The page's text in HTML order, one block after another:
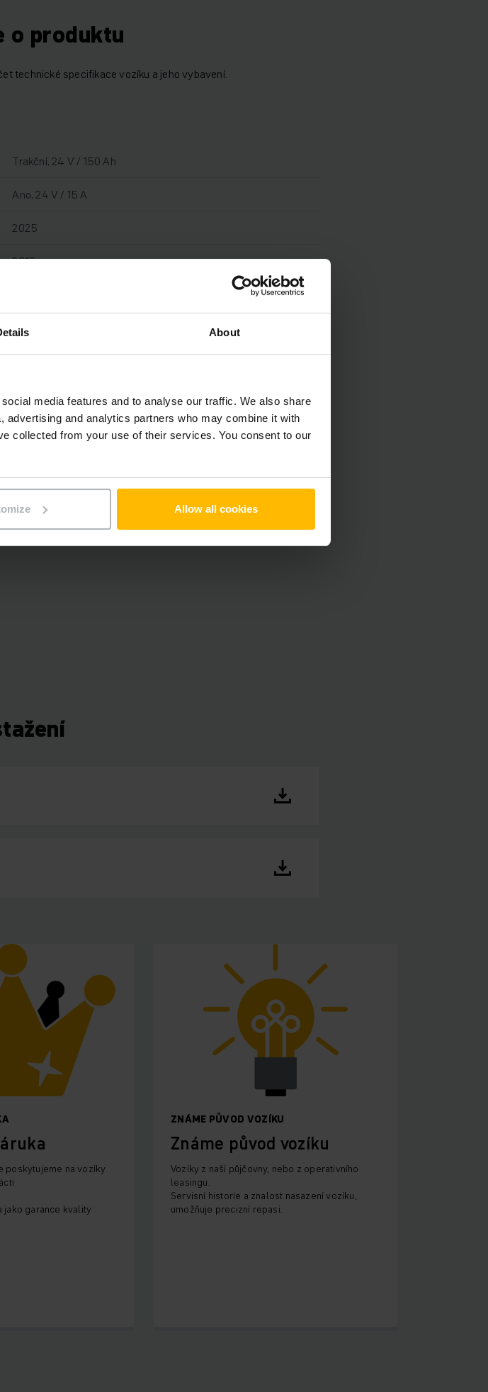
About
media features and to analyse our traffic. We also share
and analytics partners who may combine it with
collected from your use of their services. You consent to our
Allow all cookies
o produktu
technické specifikace vozíku a jeho vybavení.
Trakční, 24 V / 150 Ah
Ano, 24 V / 15 A
2025
2018
1400 kg
1320 mm
1150 mm
98222053
poskytujeme na vozíky
jako garance kvality
ZNÁME PŮVOD VOZÍKU
Známe původ vozíku
Vozíky z naší půjčovny, nebo z operativního
leasingu.
Servisní historie a znalost nasazení vozíku,
umožňuje precizní repasi.